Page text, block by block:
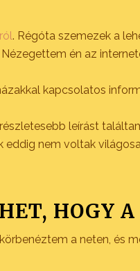
. Régóta szemezek a
én az
kapcsolatos
leírást
nem voltak
HOGY A
a neten, és